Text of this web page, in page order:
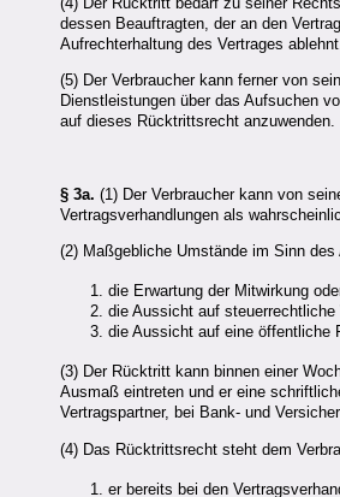
dessen Beauftragten, der an den
Aufrechterhaltung des Vertrages
(5) Der Verbraucher kann ferner von
Dienstleistungen über das Aufsuchen
auf dieses Rücktrittsrecht
§ 3a. (1) Der Verbraucher kann von
Vertragsverhandlungen als
(2) Maßgebliche Umstände im Sinn des
die Erwartung der Mitwirkung
die Aussicht auf steuerrechtliche
die Aussicht auf eine öffentliche
(3) Der Rücktritt kann binnen einer
Ausmaß eintreten und er eine
Vertragspartner, bei Bank- und
(4) Das Rücktrittsrecht steht dem
er bereits bei den